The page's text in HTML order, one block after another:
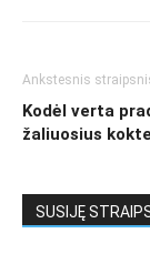
Ankstesnis
Kodėl verta
žaliuosius
SUSIJĘ